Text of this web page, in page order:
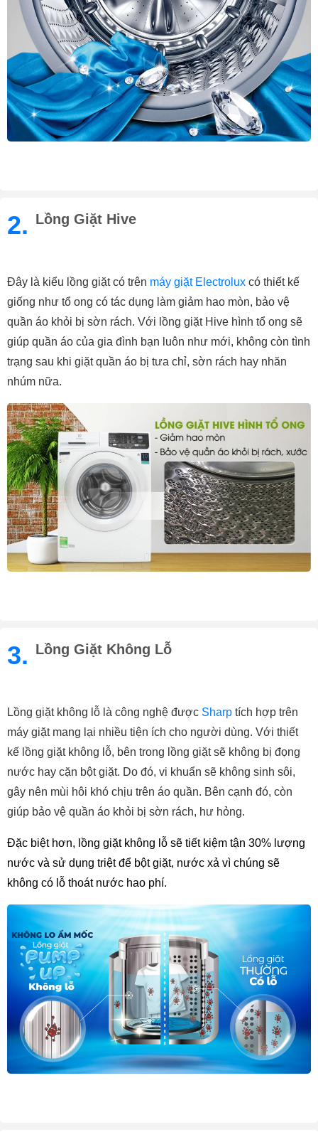
2. Lồng Giặt Hive
Đây là kiểu lồng giặt có trên máy giặt Electrolux có thiết kế
giống như tổ ong có tác dụng làm giảm hao mòn, bảo vệ
quần áo khỏi bị sờn rách. Với lồng giặt Hive hình tổ ong sẽ
giúp quần áo của gia đình bạn luôn như mới, không còn tình
trạng sau khi giặt quần áo bị tưa chỉ, sờn rách hay nhăn
nhúm nữa.
3. Lồng Giặt Không Lỗ
Lồng giặt không lỗ là công nghệ được Sharp tích hợp trên
máy giặt mang lại nhiều tiện ích cho người dùng. Với thiết
kế lồng giặt không lỗ, bên trong lồng giặt sẽ không bị đọng
nước hay cặn bột giặt. Do đó, vi khuẩn sẽ không sinh sôi,
gây nên mùi hôi khó chịu trên áo quần. Bên cạnh đó, còn
giúp bảo vệ quần áo khỏi bị sờn rách, hư hỏng.
Đặc biệt hơn, lồng giặt không lỗ sẽ tiết kiệm tận 30% lượng
nước và sử dụng triệt để bột giặt, nước xả vì chúng sẽ
không có lỗ thoát nước hao phí.